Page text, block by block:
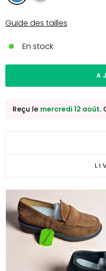
Guide des tailles
En stock
Reçu le mercredi 12 août.